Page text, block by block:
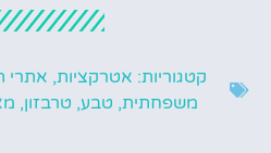
קטגוריות: אטרקציות, אתרי
משפחתית, טבע, טרבזון,